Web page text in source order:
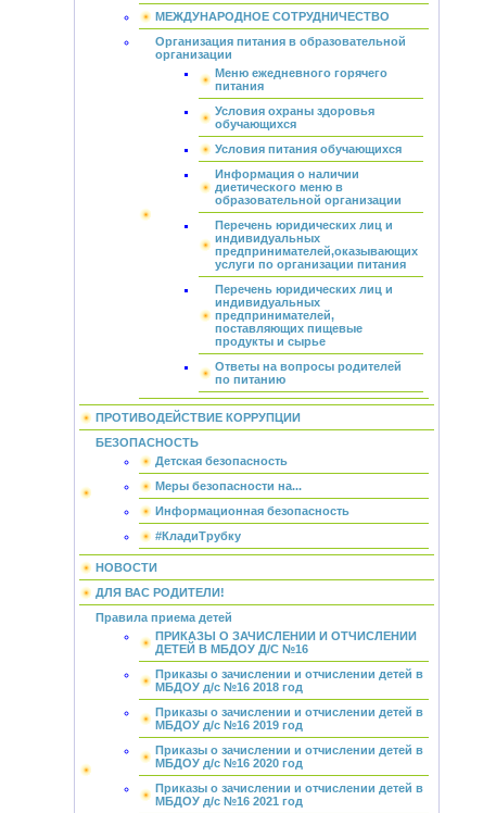
МЕЖДУНАРОДНОЕ СОТРУДНИЧЕСТВО
Организация питания в образовательной
организации
Меню ежедневного горячего
питания
Условия охраны здоровья
обучающихся
Условия питания обучающихся
Информация о наличии
диетического меню в
образовательной организации
Перечень юридических лиц и
индивидуальных
предпринимателей,оказывающих
услуги по организации питания
Перечень юридических лиц и
индивидуальных
предпринимателей,
поставляющих пищевые
продукты и сырье
Ответы на вопросы родителей
по питанию
ПРОТИВОДЕЙСТВИЕ КОРРУПЦИИ
БЕЗОПАСНОСТЬ
Детская безопасность
Меры безопасности на...
Информационная безопасность
#КладиТрубку
НОВОСТИ
ДЛЯ ВАС РОДИТЕЛИ!
Правила приема детей
ПРИКАЗЫ О ЗАЧИСЛЕНИИ И ОТЧИСЛЕНИИ
ДЕТЕЙ В МБДОУ Д/С №16
Приказы о зачислении и отчислении детей в
МБДОУ д/с №16 2018 год
Приказы о зачислении и отчислении детей в
МБДОУ д/с №16 2019 год
Приказы о зачислении и отчислении детей в
МБДОУ д/с №16 2020 год
Приказы о зачислении и отчислении детей в
МБДОУ д/с №16 2021 год